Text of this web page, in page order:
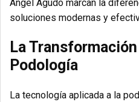
Ángel Agudo marcan la
soluciones modernas y
La
Podología
La tecnología aplicada a la